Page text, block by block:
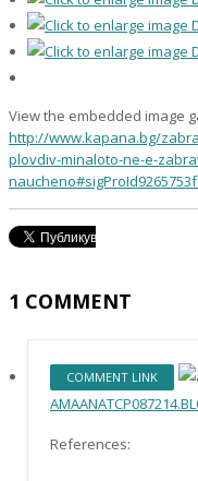
View the embedded image
http://www.kapana.bg/
plovdiv-minaloto-ne-e-
1 COMMENT
COMMENT LINK
References: